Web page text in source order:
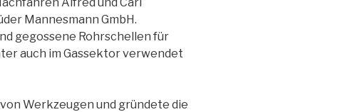
Mannesmann GmbH.
gegossene Rohrschellen für
auch im Gassektor verwendet
Werkzeugen und gründete die